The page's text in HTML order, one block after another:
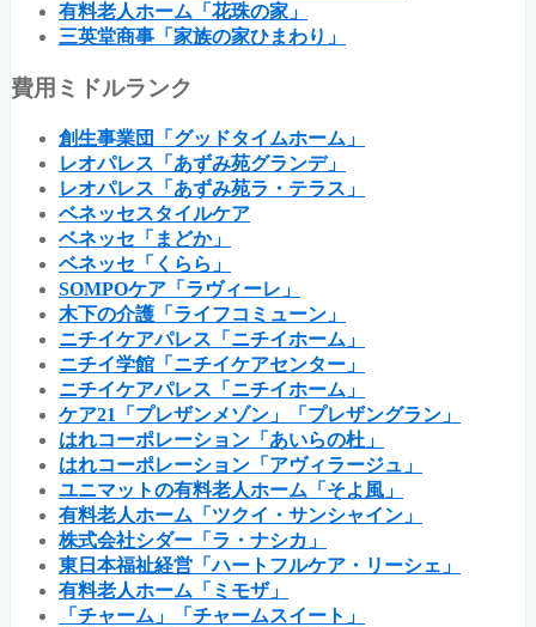
有料老人ホーム「花珠の家」
三英堂商事「家族の家ひまわり」
費用ミドルランク
創生事業団「グッドタイムホーム」
レオパレス「あずみ苑グランデ」
レオパレス「あずみ苑ラ・テラス」
ベネッセスタイルケア
ベネッセ「まどか」
ベネッセ「くらら」
SOMPOケア「ラヴィーレ」
木下の介護「ライフコミューン」
ニチイケアパレス「ニチイホーム」
ニチイ学館「ニチイケアセンター」
ニチイケアパレス「ニチイホーム」
ケア21「プレザンメゾン」「プレザングラン」
はれコーポレーション「あいらの杜」
はれコーポレーション「アヴィラージュ」
ユニマットの有料老人ホーム「そよ風」
有料老人ホーム「ツクイ・サンシャイン」
株式会社シダー「ラ・ナシカ」
東日本福祉経営「ハートフルケア・リーシェ」
有料老人ホーム「ミモザ」
「チャーム」「チャームスイート」